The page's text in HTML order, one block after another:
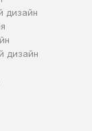
дизайн
дизайн